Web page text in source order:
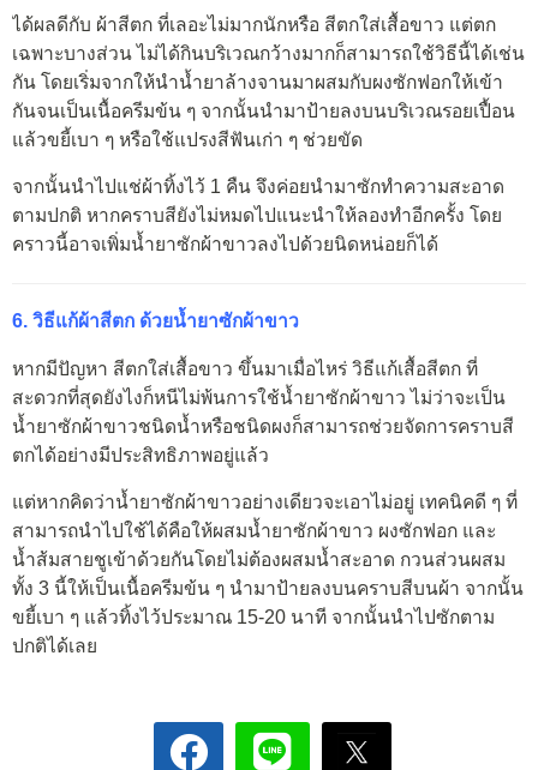
ได้ผลดีกับ ผ้าสีตก ที่เลอะไม่มากนักหรือ สีตกใส่เสื้อขาว แต่ตก
เฉพาะบางส่วน ไม่ได้กินบริเวณกว้างมากก็สามารถใช้วิธีนี้ได้เช่น
กัน โดยเริ่มจากให้นำน้ำยาล้างจานมาผสมกับผงซักฟอกให้เข้า
กันจนเป็นเนื้อครีมข้น ๆ จากนั้นนำมาป้ายลงบนบริเวณรอยเปื้อน
แล้วขยี้เบา ๆ หรือใช้แปรงสีฟันเก่า ๆ ช่วยขัด
จากนั้นนำไปแช่ผ้าทิ้งไว้ 1 คืน จึงค่อยนำมาซักทำความสะอาด
ตามปกติ หากคราบสียังไม่หมดไปแนะนำให้ลองทำอีกครั้ง โดย
คราวนี้อาจเพิ่มน้ำยาซักผ้าขาวลงไปด้วยนิดหน่อยก็ได้
6. วิธีแก้ผ้าสีตก ด้วยน้ำยาซักผ้าขาว
หากมีปัญหา สีตกใส่เสื้อขาว ขึ้นมาเมื่อไหร่ วิธีแก้เสื้อสีตก ที่
สะดวกที่สุดยังไงก็หนีไม่พ้นการใช้น้ำยาซักผ้าขาว ไม่ว่าจะเป็น
น้ำยาซักผ้าขาวชนิดน้ำหรือชนิดผงก็สามารถช่วยจัดการคราบสี
ตกได้อย่างมีประสิทธิภาพอยู่แล้ว
แต่หากคิดว่าน้ำยาซักผ้าขาวอย่างเดียวจะเอาไม่อยู่ เทคนิคดี ๆ ที่
สามารถนำไปใช้ได้คือให้ผสมน้ำยาซักผ้าขาว ผงซักฟอก และ
น้ำส้มสายชูเข้าด้วยกันโดยไม่ต้องผสมน้ำสะอาด กวนส่วนผสม
ทั้ง 3 นี้ให้เป็นเนื้อครีมข้น ๆ นำมาป้ายลงบนคราบสีบนผ้า จากนั้น
ขยี้เบา ๆ แล้วทิ้งไว้ประมาณ 15-20 นาที จากนั้นนำไปซักตาม
ปกติได้เลย